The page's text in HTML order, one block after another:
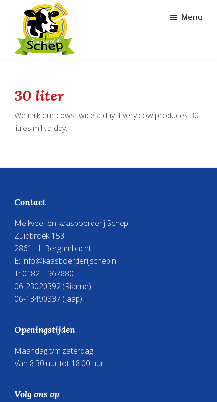
hoofd
inhoud
voettekst
Kaasboerderij
Menu
30 liter
We milk our cows twice a day. Every cow produces 30
litres milk a day.
Footer
Contact
Melkvee- en kaasboerderij Schep
Zuidbroek 153
2861 LL Bergambacht
E: info@kaasboerderijschep.nl
T: 0182 – 367880
06-23020392 (Rianne)
06-13490337 (Jaap)
Openingstijden
Maandag t/m zaterdag
Van 8.30 uur tot 18.00 uur
Volg ons op